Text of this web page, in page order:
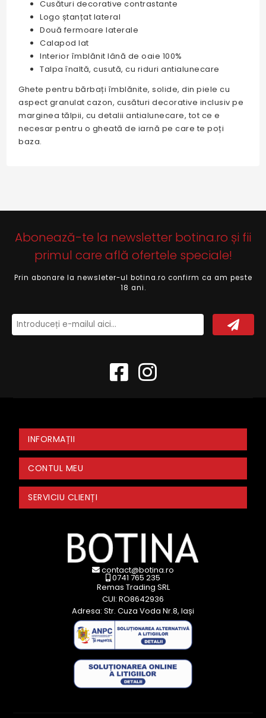
Cusături decorative contrastante
Logo ștanțat lateral
Două fermoare laterale
Calapod lat
Interior îmblănit lână de oaie 100%
Talpa înaltă, cusută, cu riduri antialunecare
Ghete pentru bărbați îmblănite, solide, din piele cu
aspect granulat cazon, cusături decorative inclusiv pe
marginea tălpii, cu detalii antialunecare, tot ce e
necesar pentru o gheată de iarnă pe care te poți
baza.
Abonează-te la newsletter botina.ro și fii
primul care află ofertele speciale!
Prin abonare la newsleter-ul botina.ro confirm ca am peste
18 ani.
INFORMAȚII
CONTUL MEU
SERVICIU CLIENȚI
contact@botina.ro
0741 765 235
Remas Trading SRL
CUI: RO8642936
Adresa: Str. Cuza Voda Nr.8, Iași